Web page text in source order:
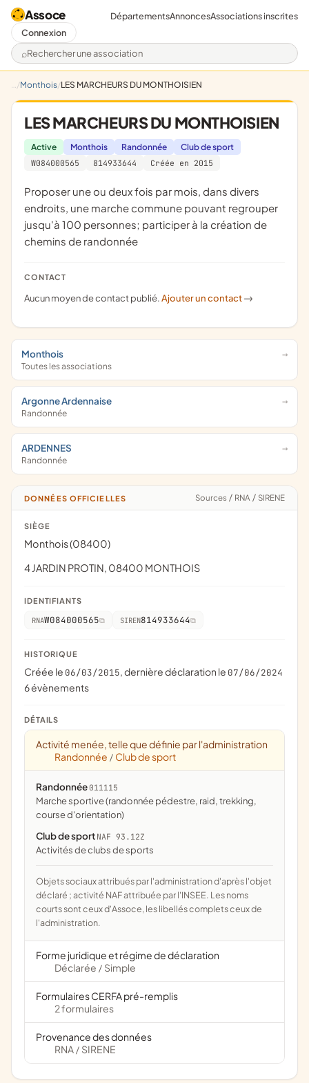
Assoce
Rechercher une association
DépartementsAnnoncesAssociations inscrites
Connexion
Monthois LES MARCHEURS DU MONTHOISIEN
LES MARCHEURS DU MONTHOISIEN
Active Monthois Randonnée
Club de sport
W084000565
814933644 Créée en 2015
proposer une ou deux fois par mois, dans divers
endroits, une marche commune pouvant regrouper
jusqu'à 100 personnes; participer à la création de
chemins de randonnée
CONTACT
Aucun moyen de contact publié.Ajouter un contact ->
Monthois
Toutes les associations
Argonne Ardennaise
Randonnée
ARDENNES
Randonnée
DONNÉES OFFICIELLES Sources / RNA / SIRENE
SIÈGE
Monthois (08400)
4 JARDIN PROTIN, 08400 MONTHOIS
IDENTIFIANTS
RNAW084000565 SIREN814933644
HISTORIQUE
Créée le 06/03/2015, dernière déclaration le 07/06/2024
6 évènements
DÉTAILS
Activité menée, telle que définie par l'administration
Randonnée / Club de sport
Randonnée 011115
Marche sportive (randonnée pédestre, raid, trekking,
course d'orientation)
Club de sport NAF 93.12Z
Activités de clubs de sports
Objets sociaux attribués par l'administration d'après l'objet
déclaré ; activité NAF attribuée par l'INSEE. Les noms
courts sont ceux d'Assoce, les libellés complets ceux de
l'administration.
Forme juridique et régime de déclaration
Déclarée / Simple
Formulaires CERFA pré-remplis
2 formulaires
Provenance des données
RNA / SIRENE